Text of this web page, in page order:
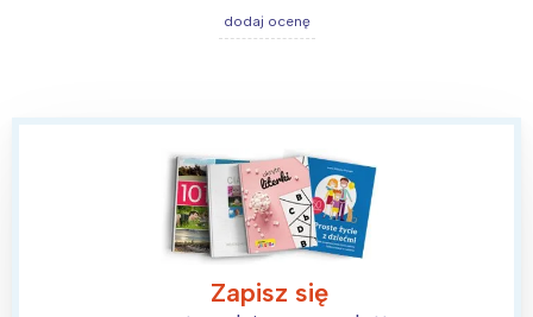
dodaj ocenę
Zapisz się